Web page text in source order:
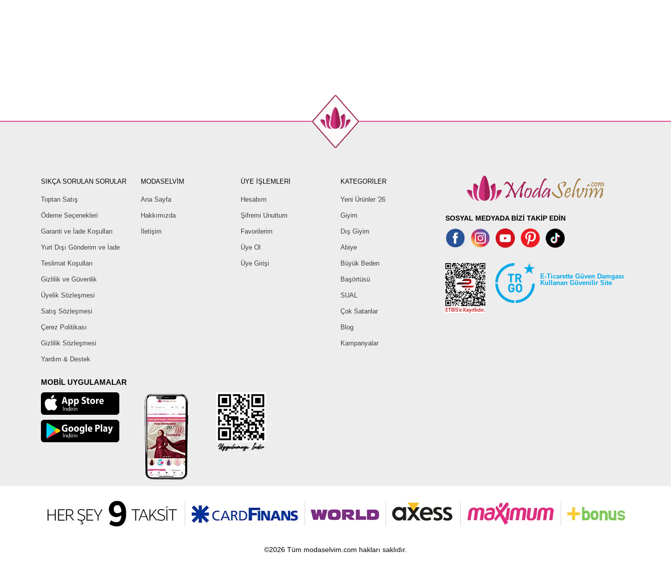
SIKÇA SORULAN SORULAR
Toptan Satış
Ödeme Seçenekleri
Garanti ve İade Koşulları
Yurt Dışı Gönderim ve İade
Teslimat Koşulları
Gizlilik ve Güvenlik
Üyelik Sözleşmesi
Satış Sözleşmesi
Çerez Politikası
Gizlilik Sözleşmesi
Yardım & Destek
MODASELVİM
Ana Sayfa
Hakkımızda
İletişim
ÜYE İŞLEMLERİ
Hesabım
Şifremi Unuttum
Favorilerim
Üye Ol
Üye Girişi
KATEGORİLER
Yeni Ürünler '26
Giyim
Dış Giyim
Abiye
Büyük Beden
Başörtüsü
SUAL
Çok Satanlar
Blog
Kampanyalar
MOBİL UYGULAMALAR
SOSYAL MEDYADA BİZİ TAKİP EDİN
E-Ticarette Güven Damgası
Kullanan Güvenilir Site
©2026 Tüm modaselvim.com hakları saklıdır.